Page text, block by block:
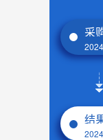
采
结